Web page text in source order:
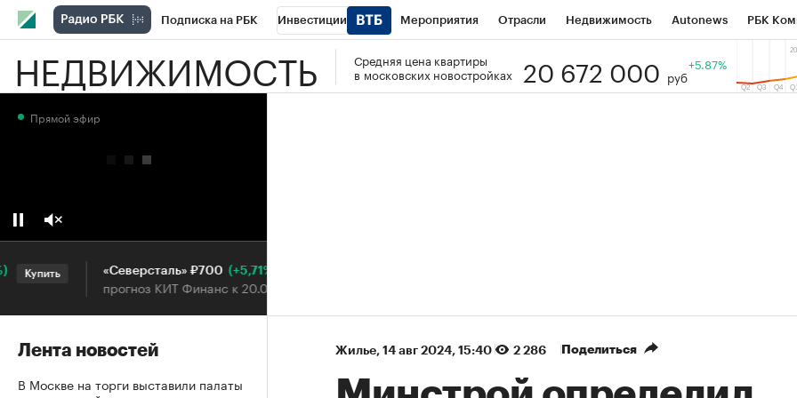
Подписка на РБК Инвестиции Мероприятия Отрасли Недвижимость Autonews РБК
РБК Вино Спорт Школа управления РБК РБК Образование Тренды
НЕДВИЖИМОСТЬ
Средняя цена квартиры
в московских новостройках
20 672 000 руб
+5.87%
Жилье⁠, 14 авг 2024, 15:40 2 286 Поделиться
Прямой эфир
Купить «Северсталь» ₽700 (+5,71%)
прогноз КИТ Финанс к 20.07.27
Лента новостей
В Москве на торги выставили палаты